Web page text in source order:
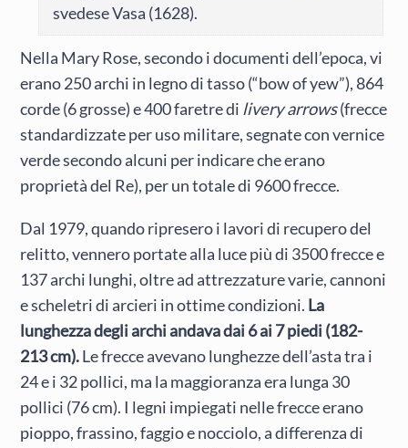
svedese Vasa (1628).
Nella Mary Rose, secondo i documenti dell’epoca, vi
erano 250 archi in legno di tasso (“bow of yew”), 864
corde (6 grosse) e 400 faretre di livery arrows(frecce
standardizzate per uso militare, segnate con vernice
verde secondo alcuni per indicare che erano
proprietà del Re), per un totale di 9600 frecce.
Dal 1979, quando ripresero i lavori di recupero del
relitto, vennero portate alla luce più di 3500 frecce e
137 archi lunghi, oltre ad attrezzature varie, cannoni
e scheletri di arcieri in ottime condizioni. La
lunghezza degli archi andava dai 6 ai 7 piedi (182-
213 cm).Le frecce avevano lunghezze dell’asta tra i
24 e i 32 pollici, ma la maggioranza era lunga 30
pollici (76 cm). I legni impiegati nelle frecce erano
pioppo, frassino, faggio e nocciolo, a differenza di